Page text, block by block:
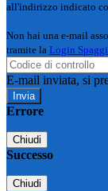
all'indirizzo indicato
Non hai una e-mail
tramite la Login
E-mail inviata, si
Errore
Chiudi
Successo
Chiudi